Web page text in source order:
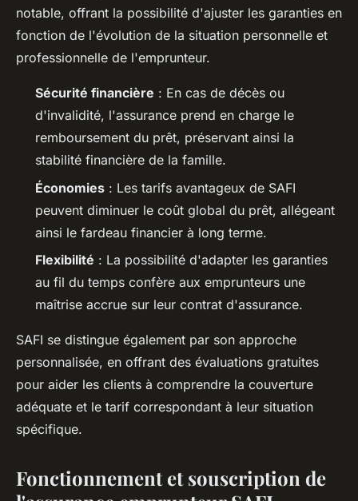
notable, offrant la possibilité d'ajuster les garanties en
fonction de l'évolution de la situation personnelle et
professionnelle de l'emprunteur.
Sécurité financière : En cas de décès ou
d'invalidité, l'assurance prend en charge le
remboursement du prêt, préservant ainsi la
stabilité financière de la famille.
Économies : Les tarifs avantageux de SAFI
peuvent diminuer le coût global du prêt, allégeant
ainsi le fardeau financier à long terme.
Flexibilité : La possibilité d'adapter les garanties
au fil du temps confère aux emprunteurs une
maîtrise accrue sur leur contrat d'assurance.
SAFI se distingue également par son approche
personnalisée, en offrant des évaluations gratuites
pour aider les clients à comprendre la couverture
adéquate et le tarif correspondant à leur situation
spécifique.
Fonctionnement et souscription de